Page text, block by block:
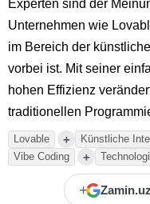
Experten sind der
Unternehmen wie
im Bereich der
vorbei ist. Mit seiner
hohen Effizienz
traditionellen
Lovable + Künstliche
Vibe Coding +
+